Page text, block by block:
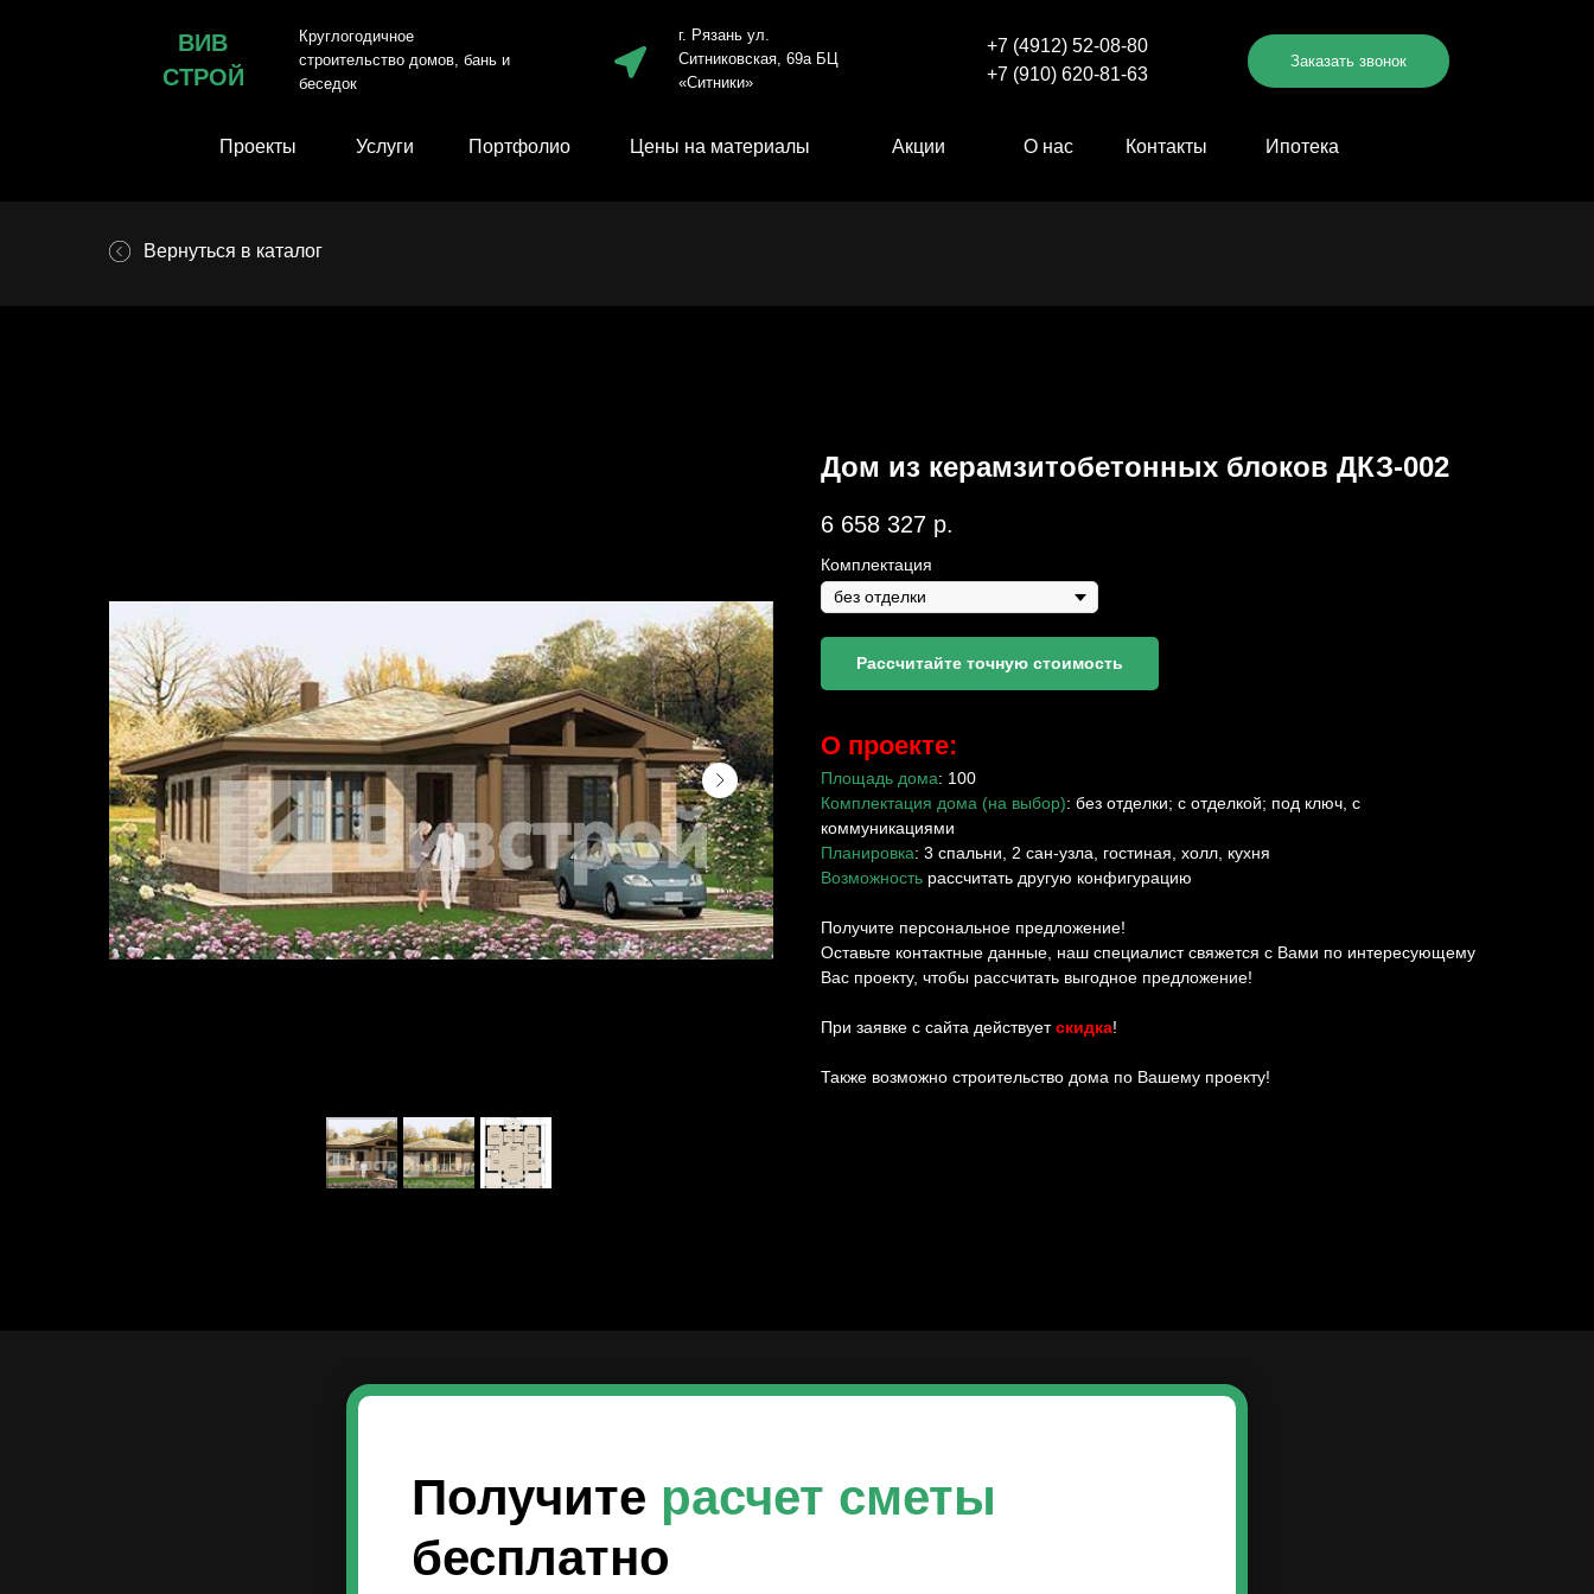
ВИВ
СТРОЙ
Круглогодичное
строительство домов, бань и
беседок
г. Рязань ул.
Ситниковская, 69а БЦ
«Ситники»
+7 (4912) 52-08-80
+7 (910) 620-81-63
Заказать звонок
Проекты Услуги Портфолио Цены на материалы Акции О нас Контакты Ипотека
Вернуться в каталог
Дом из керамзитобетонных блоков ДКЗ-002
6 658 327 р.
Комплектация
Рассчитайте точную стоимость
О проекте:
Площадь дома: 100
Комплектация дома (на выбор): без отделки; с отделкой; под ключ, с
коммуникациями
Планировка: 3 спальни, 2 сан-узла, гостиная, холл, кухня
Возможность рассчитать другую конфигурацию
Получите персональное предложение!
Оставьте контактные данные, наш специалист свяжется с Вами по интересующему
Вас проекту, чтобы рассчитать выгодное предложение!
При заявке с сайта действуетскидка!
Также возможно строительство дома по Вашему проекту!
Получите расчет сметы
бесплатно